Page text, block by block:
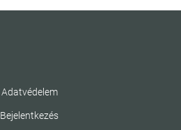
Adatvédelem
Bejelentkezés